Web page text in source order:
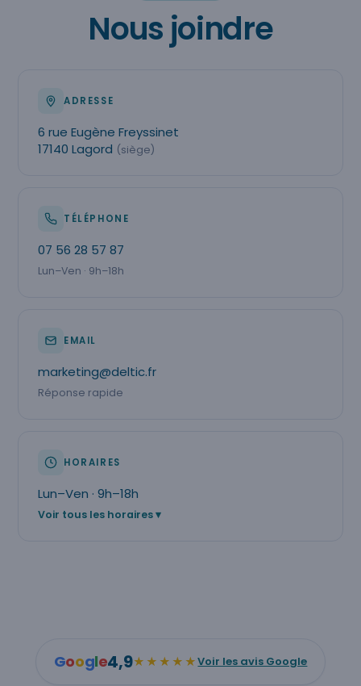
Nous joindre
ADRESSE
6 rue Eugène Freyssinet
17140 Lagord (siège)
TÉLÉPHONE
07 56 28 57 87
Lun–Ven · 9h–18h
EMAIL
marketing@deltic.fr
Réponse rapide
HORAIRES
Lun–Ven · 9h–18h
Voir tous les horaires
Google4,9★★★★★Voir les avis Google